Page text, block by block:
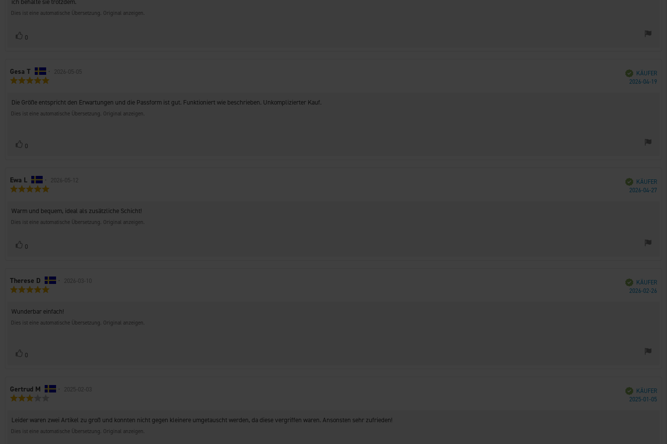
Dies ist eine automatische Übersetzung. Original anzeigen.
Stimme
0
Autor
der
Gesa T • Bewertungsdatum:
2026-05-05
5
Sternen
Verifiziert
KÄUFER
2026-04-19
Rezensionstext:
Die Größe entspricht den Erwartungen und die Passform ist gut. Funktioniert wie beschrieben. Unkomplizierter Kauf.
Dies ist eine automatische Übersetzung. Original anzeigen.
Stimme
0
Autor
der
Ewa L • Bewertungsdatum:
2026-05-12
5
Sternen
Verifiziert
KÄUFER
2026-04-27
Rezensionstext:
Warm und bequem, ideal als zusätzliche Schicht!
Dies ist eine automatische Übersetzung. Original anzeigen.
Stimme
0
Autor
der
Therese D • Bewertungsdatum:
2026-03-10
5
Sternen
Verifiziert
KÄUFER
2026-02-26
Rezensionstext:
Wunderbar einfach!
Dies ist eine automatische Übersetzung. Original anzeigen.
Stimme
0
Autor
der
Gertrud M • Bewertungsdatum:
2025-02-03
5
Sternen
Verifiziert
KÄUFER
2025-01-05
Rezensionstext:
Leider waren zwei Artikel zu groß und konnten nicht gegen kleinere umgetauscht werden, da diese vergriffen waren. Ansonsten sehr zufrieden!
Dies ist eine automatische Übersetzung. Original anzeigen.